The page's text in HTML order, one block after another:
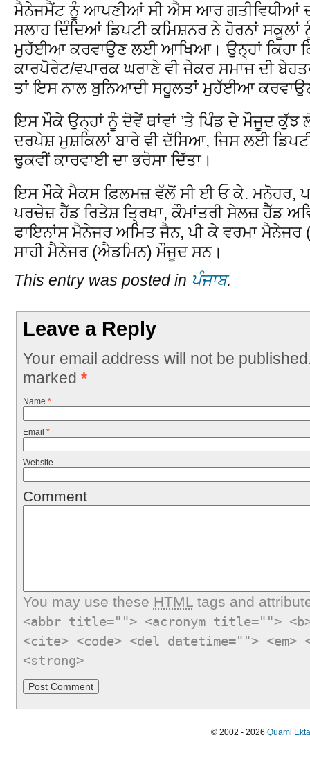
ਮੈਨੇਜਮੈਂਟ ਨੂੰ ਆਪਣੀਆਂ ਸੀ ਐਸ ਆਰ ਗਤੀਵਿਧੀਆਂ
ਸਲਾਹ ਦਿੰਦਿਆਂ ਡਿਪਟੀ ਕਮਿਸ਼ਨਰ ਨੇ ਹੋਰਨਾਂ ਸਕੂਲਾਂ
ਮੁਹੱਈਆ ਕਰਵਾਉਣ ਲਈ ਆਖਿਆ। ਉਨ੍ਹਾਂ ਕਿਹਾ
ਕਾਰਪੋਰੇਟ/ਵਪਾਰਕ ਘਰਾਣੇ ਵੀ ਜੇਕਰ ਸਮਾਜ ਦੀ
ਤਾਂ ਇਸ ਨਾਲ ਬੁਨਿਆਦੀ ਸਹੂਲਤਾਂ ਮੁਹੱਈਆ
ਇਸ ਮੌਕੇ ਉਨ੍ਹਾਂ ਨੂੰ ਦੋਵੇਂ ਥਾਂਵਾਂ ’ਤੇ ਪਿੰਡ ਦੇ ਮੌਜੂਦ
ਦਰਪੇਸ਼ ਮੁਸ਼ਕਿਲਾਂ ਬਾਰੇ ਵੀ ਦੱਸਿਆ, ਜਿਸ ਲਈ
ਢੁਕਵੀਂ ਕਾਰਵਾਈ ਦਾ ਭਰੋਸਾ ਦਿੱਤਾ।
ਇਸ ਮੌਕੇ ਮੈਕਸ ਫ਼ਿਲਮਜ਼ ਵੱਲੋਂ ਸੀ ਈ ਓ ਕੇ. ਮਨੋਹਰ,
ਪਰਚੇਜ਼ ਹੈੱਡ ਰਿਤੇਸ਼ ਤ੍ਰਿਖਾ, ਕੌਮਾਂਤਰੀ ਸੇਲਜ਼ ਹੈੱਡ
ਫਾਇਨਾਂਸ ਮੈਨੇਜਰ ਅਮਿਤ ਜੈਨ, ਪੀ ਕੇ ਵਰਮਾ
ਸਾਹੀ ਮੈਨੇਜਰ (ਐਡਮਿਨ) ਮੌਜੂਦ ਸਨ।
This entry was posted in ਪੰਜਾਬ.
Leave a Reply
Your email address will not be
marked *
Name *
Email *
Website
Comment
You may use these HTMLtags and
<abbr title=""> <acronym title="">
<cite> <code> <del datetime="">
<strong>
© 2002 - 2026 Quami